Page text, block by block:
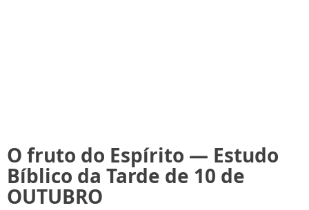
O fruto do Espírito — Estudo
Bíblico da Tarde de 10 de
OUTUBRO